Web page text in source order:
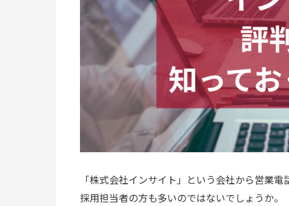
「株式会社インサイト」という会社から営業
採用担当者の方も多いのではないでしょうか。